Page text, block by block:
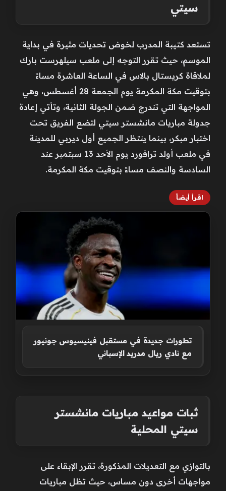
سيتي
تستعد كتيبة المدرب لخوض تحديات مثيرة في بداية
الموسم، حيث تقرر التوجه إلى ملعب سيلهرست بارك
لملاقاة كريستال بالاس في الساعة العاشرة مساءً
بتوقيت مكة المكرمة يوم الجمعة 28 أغسطس، وهي
المواجهة التي تندرج ضمن الجولة الثانية، وتأتي إعادة
جدولة مباريات مانشستر سيتي لتضع الفريق تحت
اختبار مبكر، بينما ينتظر الجميع أول ديربي للمدينة
في ملعب أولد ترافورد يوم الأحد 13 سبتمبر عند
السادسة والنصف مساءً بتوقيت مكة المكرمة.
اقرأ أيضاً
تطورات جديدة في مستقبل فينيسيوس جونيور
مع نادي ريال مدريد الإسباني
ثبات مواعيد مباريات مانشستر
سيتي المحلية
بالتوازي مع التعديلات المذكورة، تقرر الإبقاء على
مواجهات أخرى دون مساس، حيث تظل مباريات